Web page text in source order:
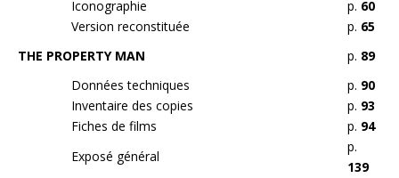
Iconographie
p. 60
Version reconstituée
p. 65
THE PROPERTY MAN
p. 89
Données techniques
p. 90
Inventaire des copies
p. 93
Fiches de films
p. 94
Exposé général
p.
139